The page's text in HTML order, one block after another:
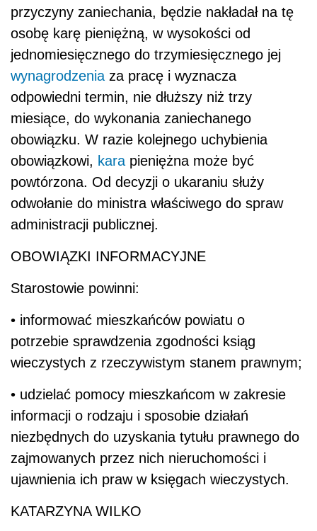
przyczyny zaniechania, będzie nakładał na tę
osobę karę pieniężną, w wysokości od
jednomiesięcznego do trzymiesięcznego jej
wynagrodzenia za pracę i wyznacza
odpowiedni termin, nie dłuższy niż trzy
miesiące, do wykonania zaniechanego
obowiązku. W razie kolejnego uchybienia
obowiązkowi, kara pieniężna może być
powtórzona. Od decyzji o ukaraniu służy
odwołanie do ministra właściwego do spraw
administracji publicznej.
OBOWIĄZKI INFORMACYJNE
Starostowie powinni:
• informować mieszkańców powiatu o
potrzebie sprawdzenia zgodności ksiąg
wieczystych z rzeczywistym stanem prawnym;
• udzielać pomocy mieszkańcom w zakresie
informacji o rodzaju i sposobie działań
niezbędnych do uzyskania tytułu prawnego do
zajmowanych przez nich nieruchomości i
ujawnienia ich praw w księgach wieczystych.
KATARZYNA WILKO